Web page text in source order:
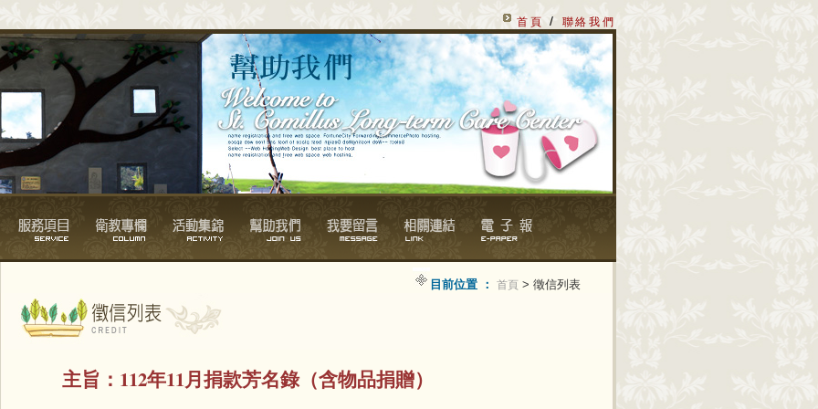
首頁 / 聯絡我們
目前位置 ： 首頁 > 徵信列表
主旨： 112年11月捐款芳名錄（含物品捐贈）